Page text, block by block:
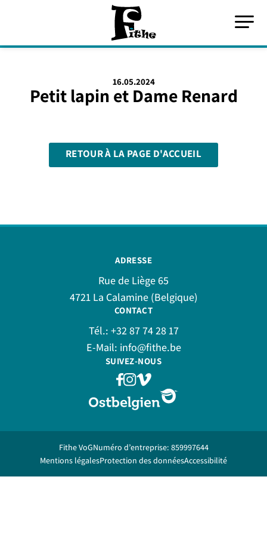
16.05.2024
Petit lapin et Dame Renard
RETOUR À LA PAGE D'ACCUEIL
ADRESSE
Rue de Liège 65
4721 La Calamine (Belgique)
CONTACT
Tél.: +32 87 74 28 17
E-Mail: info@fithe.be
SUIVEZ-NOUS
Fithe VoGNuméro d’entreprise: 859997644
Mentions légalesProtection des donnéesAccessibilité